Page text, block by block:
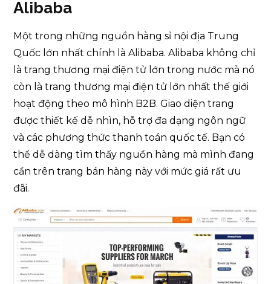
Alibaba
Một trong những nguồn hàng sỉ nội địa Trung
Quốc lớn nhất chính là Alibaba. Alibaba không chỉ
là trang thương mại điện tử lớn trong nước mà nó
còn là trang thương mại điện tử lớn nhất thế giới
hoạt động theo mô hình B2B. Giao diện trang
được thiết kế dễ nhìn, hỗ trợ đa dạng ngôn ngữ
và các phương thức thanh toán quốc tế. Bạn có
thể dễ dàng tìm thấy nguồn hàng mà mình đang
cần trên trang bán hàng này với mức giá rất ưu
đãi.